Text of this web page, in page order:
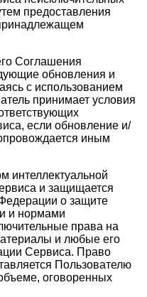
предоставления
Соглашения
обновления и
с использованием
принимает условия
если обновление и/
иным
интеллектуальной
и защищается
о защите
и нормами
права на
и любые его
Сервиса. Право
Пользователю
оговоренных